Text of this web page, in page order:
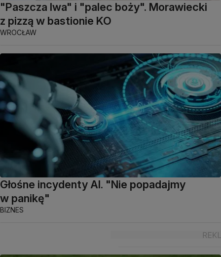
"Paszcza lwa" i "palec boży". Morawiecki
z pizzą w bastionie KO
WROCŁAW
Głośne incydenty AI. "Nie popadajmy
w panikę"
BIZNES